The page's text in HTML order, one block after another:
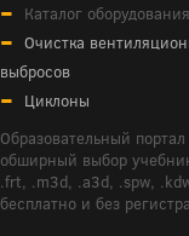
Каталог оборудования
Очистка
выбросов
Циклоны
Образовательный
обширный выбор
.frt, .m3d, .a3d, .spw,
бесплатно и без